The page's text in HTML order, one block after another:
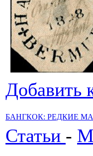
Добавить
БАНГКОК: РЕДКИЕ
Статьи -